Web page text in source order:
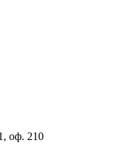
оф. 210